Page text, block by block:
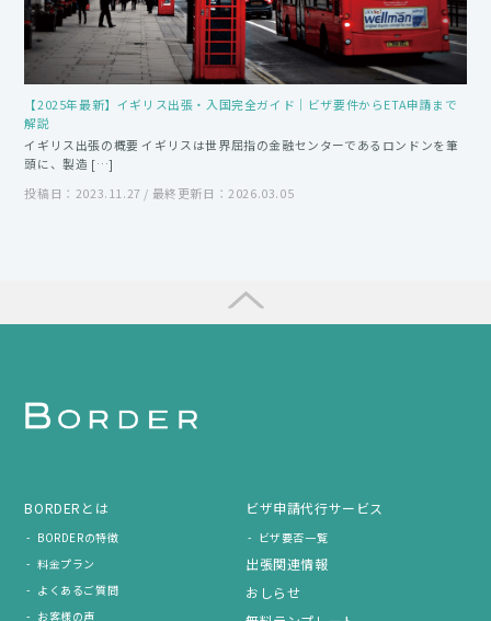
【2025年最新】イギリス出張・入国完全ガイド｜ビザ要件からETA申請まで
解説
イギリス出張の概要 イギリスは世界屈指の金融センターであるロンドンを筆
頭に、製造 […]
投稿日：2023.11.27 / 最終更新日：2026.03.05
BORDERとは
BORDERの特徴
料金プラン
よくあるご質問
お客様の声
ビザ申請代行サービス
ビザ要否一覧
出張関連情報
おしらせ